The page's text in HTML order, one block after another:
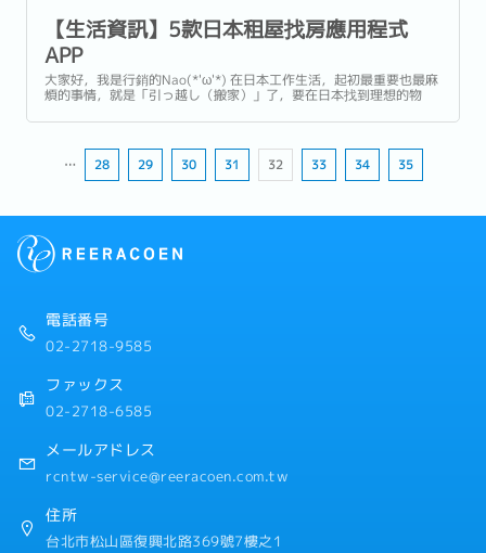
【生活資訊】5款日本租屋找房應用程式
APP
大家好，我是行銷的Nao(*'ω'*) 在日本工作生活，起初最重要也最麻
煩的事情，就是「引っ越し（搬家）」了，要在日本找到理想的物
房源。 今天就要來介紹『5款日本租屋找房APP』 ...
… 28 29 30 31 32 33 34 35
電話番号
02-2718-9585
ファックス
02-2718-6585
メールアドレス
rcntw-service@reeracoen.com.tw
住所
台北市松山區復興北路369號7樓之1